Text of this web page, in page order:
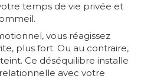
temps de vie privée et
vous réagissez
plus fort. Ou au contraire,
Ce déséquilibre installe
avec votre